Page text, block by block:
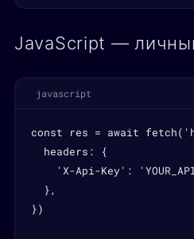
JavaScript —
javascript
const res = await
  headers: {
'X-Api-Key':
  },
})